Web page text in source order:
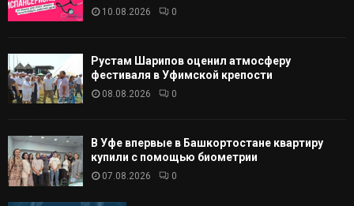
10.08.2026 0
Рустам Шарипов оценил атмосферу
фестиваля в Уфимской крепости
08.08.2026 0
В Уфе впервые в Башкортостане квартиру
купили с помощью биометрии
07.08.2026 0